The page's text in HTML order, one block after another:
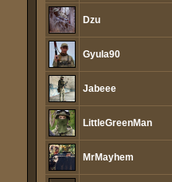
Dzu
Gyula90
Jabeee
LittleGreenMan
MrMayhem